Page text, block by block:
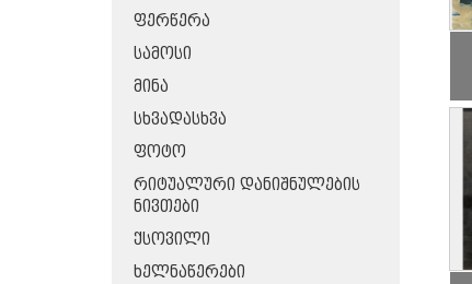
ᲤᲔᲠᲬᲔᲠᲐ
ᲡᲐᲛᲝᲡᲘ
ᲛᲘᲜᲐ
ᲡᲮᲕᲐᲓᲐᲡᲮᲕᲐ
ᲤᲝᲢᲝ
ᲠᲘᲢᲣᲐᲚᲣᲠᲘ ᲓᲐᲜᲘᲨᲜᲣᲚᲔᲑᲘᲡ
ᲜᲘᲕᲗᲔᲑᲘ
ᲥᲡᲝᲕᲘᲚᲘ
ᲮᲔᲚᲜᲐᲬᲔᲠᲔᲑᲘ